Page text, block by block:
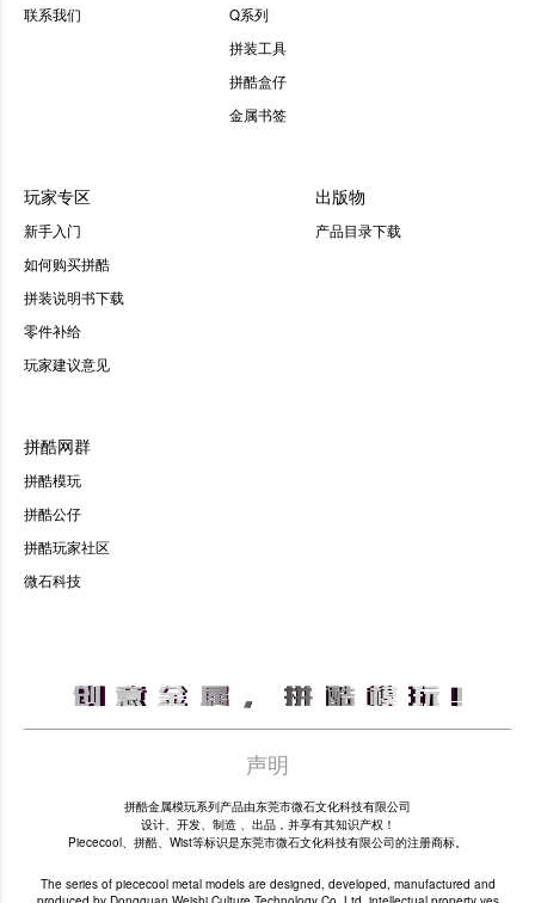
联系我们
Q系列
拼装工具
拼酷盒仔
金属书签
玩家专区
新手入门
如何购买拼酷
拼装说明书下载
零件补给
玩家建议意见
出版物
产品目录下载
拼酷网群
拼酷模玩
拼酷公仔
拼酷玩家社区
微石科技
声明
拼酷金属模玩系列产品由东莞市微石文化科技有限公司
设计、开发、制造 、出品，并享有其知识产权！
Piececool、拼酷、Wist等标识是东莞市微石文化科技有限公司的注册商标。
The series of piececool metal models are designed, developed, manufactured and